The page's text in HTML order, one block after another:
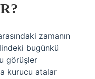
zamanın
bugünkü
görüşler
kurucu atalar